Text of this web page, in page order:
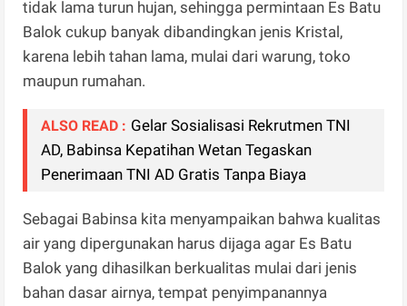
tidak lama turun hujan, sehingga permintaan Es Batu
Balok cukup banyak dibandingkan jenis Kristal,
karena lebih tahan lama, mulai dari warung, toko
maupun rumahan.
ALSO READ : Gelar Sosialisasi Rekrutmen TNI
AD, Babinsa Kepatihan Wetan Tegaskan
Penerimaan TNI AD Gratis Tanpa Biaya
Sebagai Babinsa kita menyampaikan bahwa kualitas
air yang dipergunakan harus dijaga agar Es Batu
Balok yang dihasilkan berkualitas mulai dari jenis
bahan dasar airnya, tempat penyimpanannya